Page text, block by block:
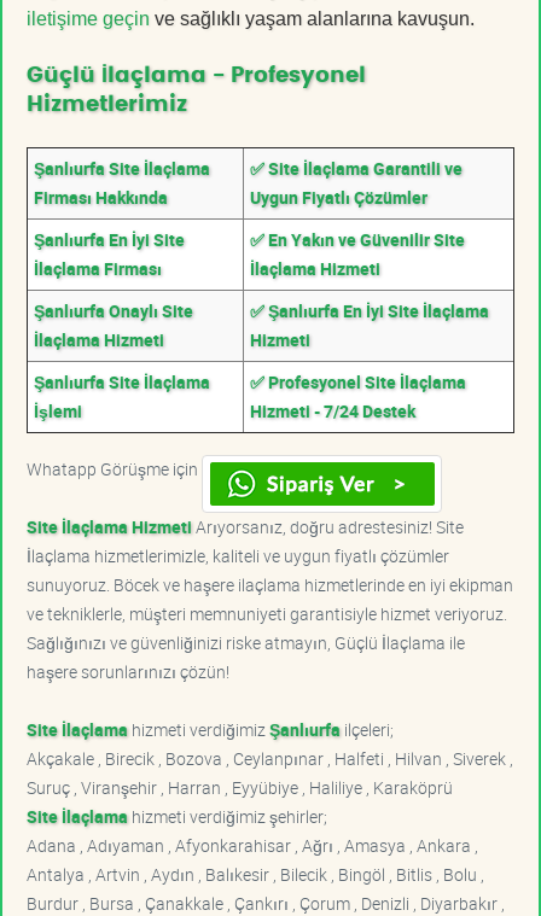
iletişime geçin ve sağlıklı yaşam alanlarına kavuşun.
Güçlü İlaçlama - Profesyonel
Hizmetlerimiz
Şanlıurfa Site İlaçlama
Firması Hakkında
✅ Site İlaçlama Garantili ve
Uygun Fiyatlı Çözümler
Şanlıurfa En İyi Site
İlaçlama Firması
✅ En Yakın ve Güvenilir Site
İlaçlama Hizmeti
Şanlıurfa Onaylı Site
İlaçlama Hizmeti
✅ Şanlıurfa En İyi Site İlaçlama
Hizmeti
Şanlıurfa Site İlaçlama
İşlemi
✅ Profesyonel Site İlaçlama
Hizmeti - 7/24 Destek
Whatapp Görüşme için
Site İlaçlama HizmetiArıyorsanız, doğru adrestesiniz! Site
İlaçlama hizmetlerimizle, kaliteli ve uygun fiyatlı çözümler
sunuyoruz. Böcek ve haşere ilaçlama hizmetlerinde en iyi ekipman
ve tekniklerle, müşteri memnuniyeti garantisiyle hizmet veriyoruz.
Sağlığınızı ve güvenliğinizi riske atmayın, Güçlü İlaçlama ile
haşere sorunlarınızı çözün!
Site İlaçlama hizmeti verdiğimiz Şanlıurfa ilçeleri;
Akçakale , Birecik , Bozova , Ceylanpınar , Halfeti , Hilvan , Siverek ,
Suruç , Viranşehir , Harran , Eyyübiye , Haliliye , Karaköprü
Site İlaçlama hizmeti verdiğimiz şehirler;
Adana , Adıyaman , Afyonkarahisar , Ağrı , Amasya , Ankara ,
Antalya , Artvin , Aydın , Balıkesir , Bilecik , Bingöl , Bitlis , Bolu ,
Burdur , Bursa , Çanakkale , Çankırı , Çorum , Denizli , Diyarbakır ,